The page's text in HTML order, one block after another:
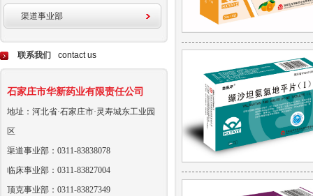
渠道事业部
联系我们 contact us
石家庄市华新药业有限责任公司
地址：河北省·石家庄市·灵寿城东工业园
区
渠道事业部：0311-83838078
临床事业部：0311-83827004
顶克事业部：0311-83827349